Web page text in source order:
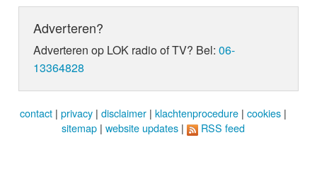
Adverteren?
Adverteren op LOK radio of TV? Bel:06-
13364828
contact | privacy | disclaimer | klachtenprocedure | cookies |
sitemap | website updates | RSS feed